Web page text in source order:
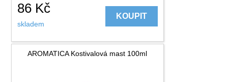
86 Kč
skladem
KOUPIT
AROMATICA Kostivalová mast 100ml